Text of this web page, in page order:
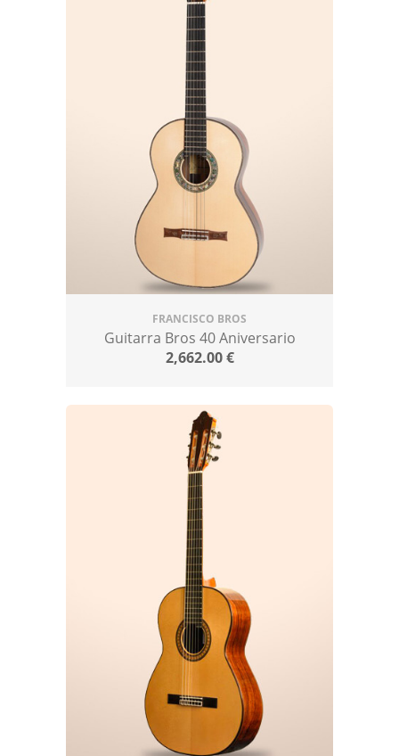
FRANCISCO BROS
Guitarra Bros 40 Aniversario
2,662.00€